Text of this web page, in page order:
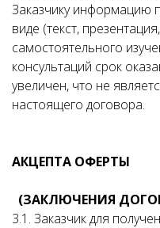
Заказчику информацию
виде (текст,
самостоятельного
консультаций срок
увеличен, что не
настоящего договора.
3.
АКЦЕПТА ОФЕРТЫ
(ЗАКЛЮЧЕНИЯ
3.1. Заказчик для